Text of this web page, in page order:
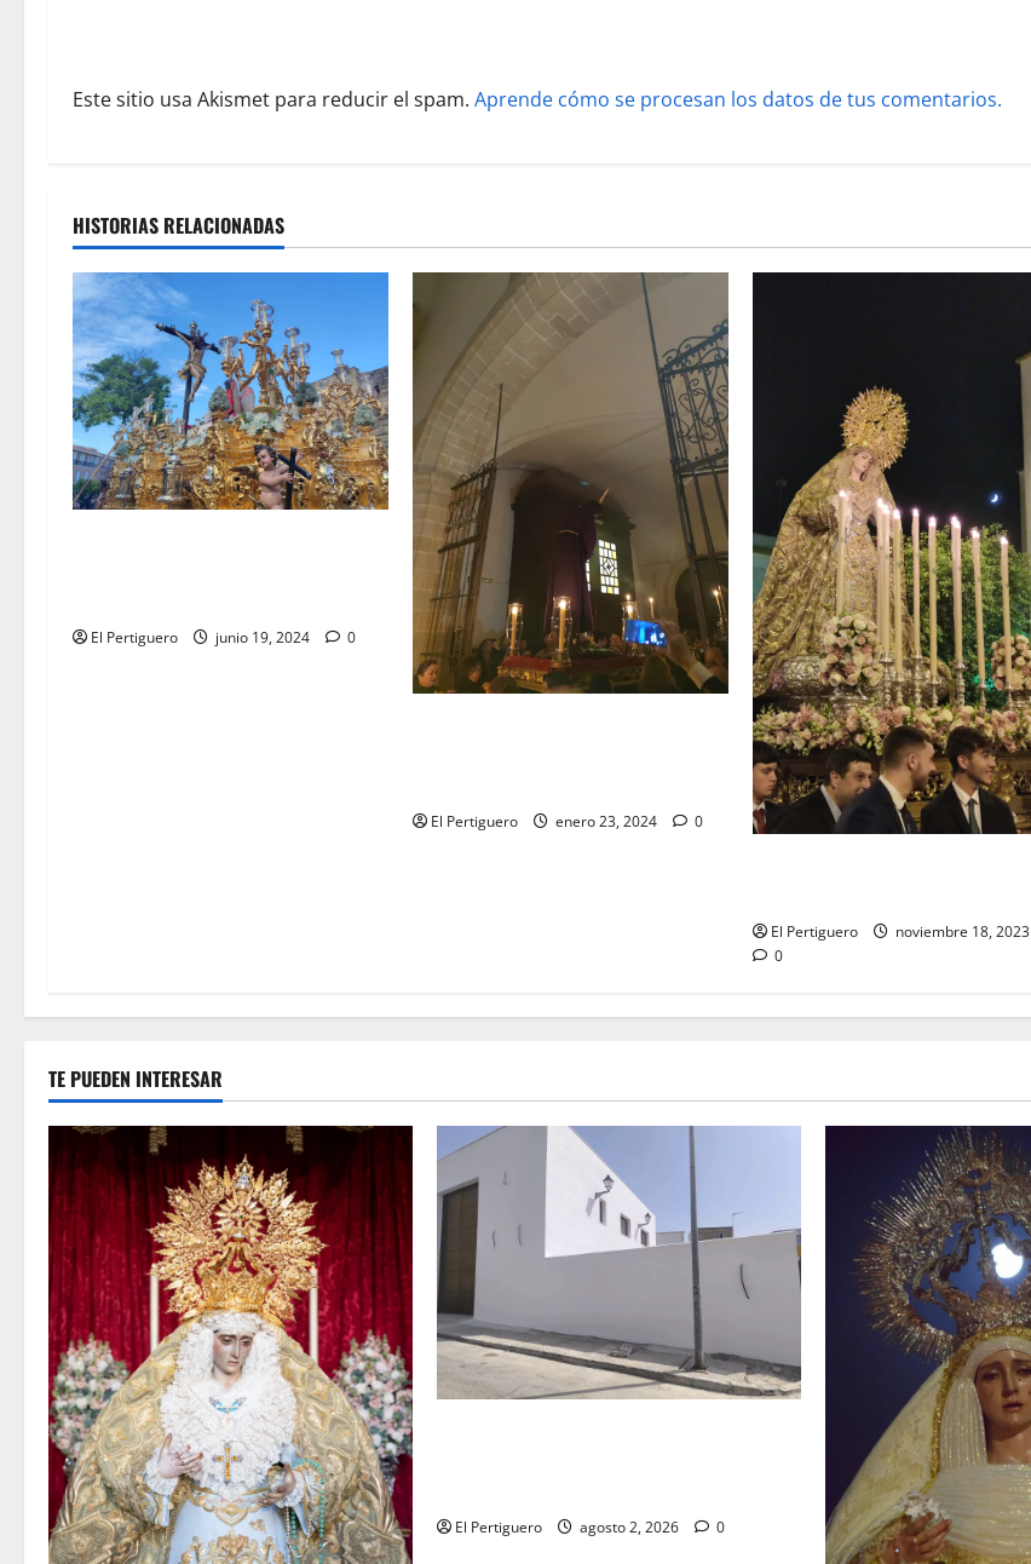
a
s
Este sitio usa Akismet para reducir el spam. Aprende cómo se procesan los datos de tus comentarios.
HISTORIAS RELACIONADAS
El Pertiguero junio 19, 2024 0
El Pertiguero enero 23, 2024 0
El Pertiguero
noviembre 18, 2023
0
TE PUEDEN INTERESAR
El Pertiguero agosto 2, 2026 0